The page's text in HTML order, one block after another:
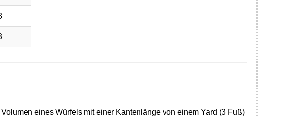
eines Würfels mit einer Kantenlänge von einem Yard (3 Fuß)